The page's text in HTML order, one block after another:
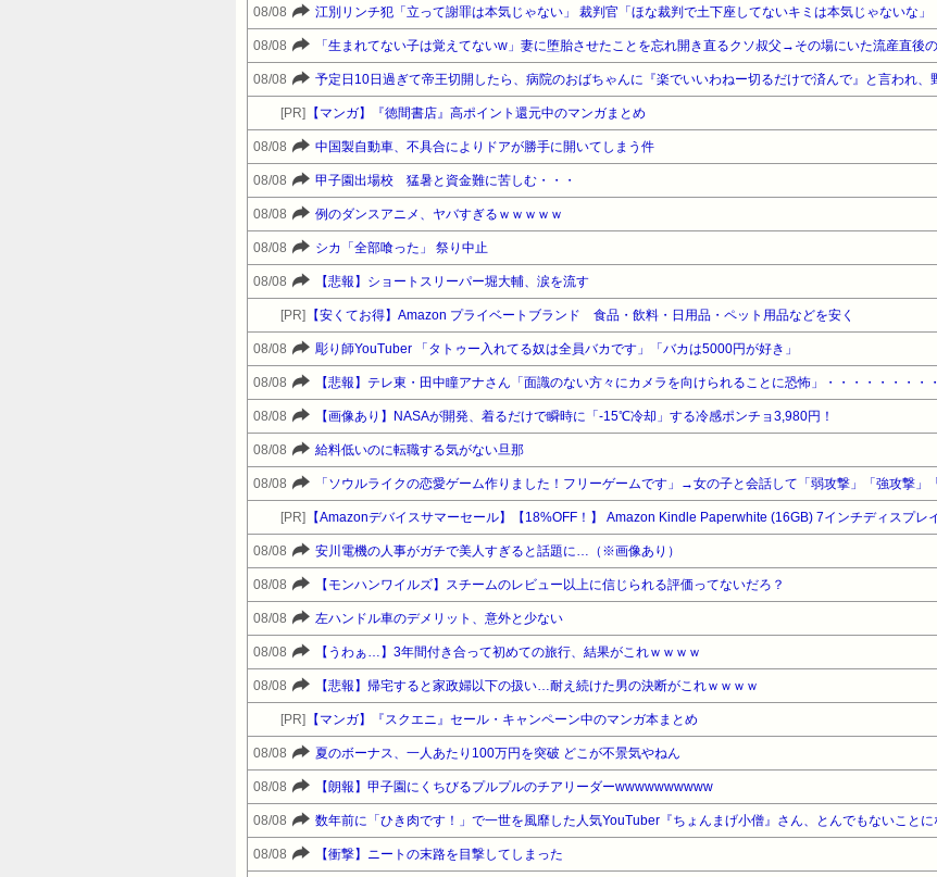
08/08 江別リンチ犯「立って謝罪は本気じゃない」 裁判官「ほな裁判で土下座してないキミは本気じゃないな」
08/08
08/08
[PR] 【マンガ】『徳間書店』高ポイント還元中のマンガまとめ
08/08 中国製自動車、不具合によりドアが勝手に開いてしまう件
08/08 甲子園出場校 猛暑と資金難に苦しむ・・・
08/08 例のダンスアニメ、ヤバすぎるｗｗｗｗｗ
08/08 シカ「全部喰った」 祭り中止
08/08 【悲報】ショートスリーパー堀大輔、涙を流す
[PR] 【安くてお得】Amazon プライベートブランド 食品・飲料・日用品・ペット用品などを安く
08/08 彫り師YouTuber 「タトゥー入れてる奴は全員バカです」「バカは5000円が好き」
08/08 【悲報】テレ東・田中瞳アナさん「面識のない方々にカメラを向けられることに恐怖」・・・・・・・・・
08/08 【画像あり】NASAが開発、着るだけで瞬時に「-15℃冷却」する冷感ポンチョ3,980円！
08/08 給料低いのに転職する気がない旦那
08/08
[PR]
08/08 安川電機の人事がガチで美人すぎると話題に…（※画像あり）
08/08 【モンハンワイルズ】スチームのレビュー以上に信じられる評価ってないだろ？
08/08 左ハンドル車のデメリット、意外と少ない
08/08 【うわぁ…】3年間付き合って初めての旅行、結果がこれｗｗｗｗ
08/08 【悲報】帰宅すると家政婦以下の扱い…耐え続けた男の決断がこれｗｗｗｗ
[PR] 【マンガ】『スクエニ』セール・キャンペーン中のマンガ本まとめ
08/08 夏のボーナス、一人あたり100万円を突破 どこが不景気やねん
08/08 【朗報】甲子園にくちびるプルプルのチアリーダーwwwwwwwwww
08/08
08/08 【衝撃】ニートの末路を目撃してしまった